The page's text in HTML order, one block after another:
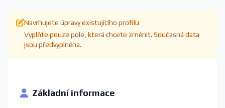
Navrhujete úpravy existujícího profilu
Vyplňte pouze pole, která chcete změnit. Současná data
jsou předvyplněna.
Základní informace